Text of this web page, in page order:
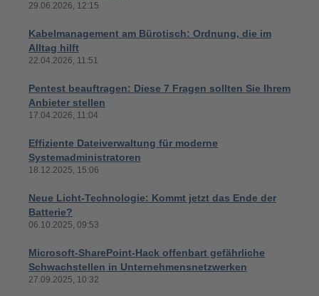
29.06.2026, 12:15
Kabelmanagement am Bürotisch: Ordnung, die im
Alltag hilft
22.04.2026, 11:51
Pentest beauftragen: Diese 7 Fragen sollten Sie Ihrem
Anbieter stellen
17.04.2026, 11:04
Effiziente Dateiverwaltung für moderne
Systemadministratoren
18.12.2025, 15:06
Neue Licht-Technologie: Kommt jetzt das Ende der
Batterie?
06.10.2025, 09:53
Microsoft-SharePoint-Hack offenbart gefährliche
Schwachstellen in Unternehmensnetzwerken
27.09.2025, 10:32